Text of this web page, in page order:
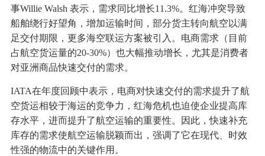
事Willie Walsh 表示，需求同比增长11.3%。红海冲突导致
船舶绕行好望角，增加运输时间，部分货主转向航空以满
足交付期限，更多海空联运方案被引入。电商需求（目前
占航空货运量的20-30%）也大幅推动增长，尤其是消费者
对亚洲商品快速交付的需求。
IATA在年度回顾中表示，电商对快速交付的需求提升了航
空货运相较于海运的竞争力，红海危机也迫使企业提高库
存水平，进而提升了航空运输的重要性。因此，快速补充
库存的需求使航空运输脱颖而出，强调了它在现代、时效
性强的物流中的关键作用。